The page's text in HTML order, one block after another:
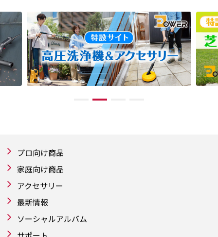
プロ向け商品
家庭向け商品
アクセサリー
最新情報
ソーシャルアルバム